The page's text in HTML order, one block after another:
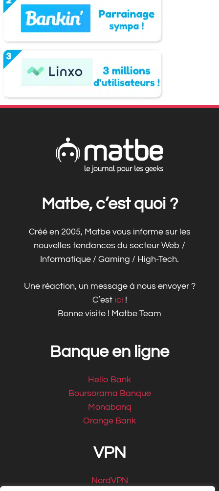
Matbe, c’est quoi ?
Créé en 2005, Matbe vous informe sur les
nouvelles tendances du secteur Web /
Informatique / Gaming / High-Tech.
Une réaction, un message à nous envoyer ?
C’est ici !
Bonne visite ! Matbe Team
Banque en ligne
Hello Bank
Boursorama Banque
Monabanq
Orange Bank
VPN
NordVPN